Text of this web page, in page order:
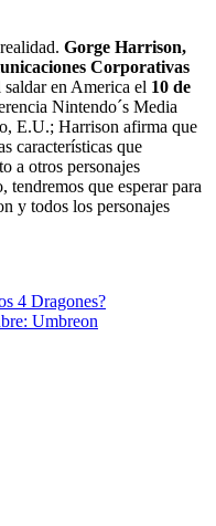
Gorge Harrison,
Corporativas
en America el 10 de
Nintendo´s Media
E.U.; Harrison afirma que
características que
a otros personajes
que esperar para
y todos los personajes
4 Dragones?
Umbreon